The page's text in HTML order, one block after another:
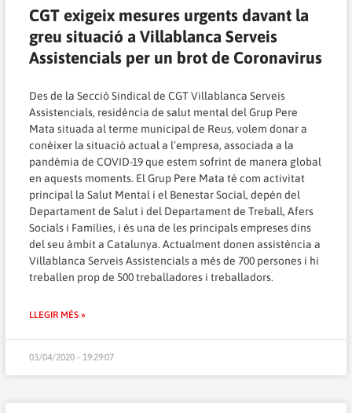
CGT exigeix mesures urgents davant la
greu situació a Villablanca Serveis
Assistencials per un brot de Coronavirus
Des de la Secció Sindical de CGT Villablanca Serveis
Assistencials, residència de salut mental del Grup Pere
Mata situada al terme municipal de Reus, volem donar a
conèixer la situació actual a l’empresa, associada a la
pandèmia de COVID-19 que estem sofrint de manera global
en aquests moments. El Grup Pere Mata té com activitat
principal la Salut Mental i el Benestar Social, depèn del
Departament de Salut i del Departament de Treball, Afers
Socials i Famílies, i és una de les principals empreses dins
del seu àmbit a Catalunya. Actualment donen assistència a
Villablanca Serveis Assistencials a més de 700 persones i hi
treballen prop de 500 treballadores i treballadors.
LLEGIR MÉS »
03/04/2020 - 19:29:07